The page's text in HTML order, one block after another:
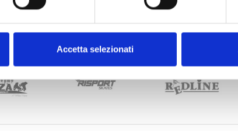
Accetta selezionati